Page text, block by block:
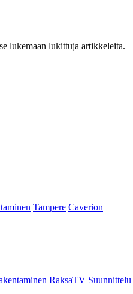
lukemaan lukittuja artikkeleita.
Tampere Caverion
RaksaTV Suunnittelu